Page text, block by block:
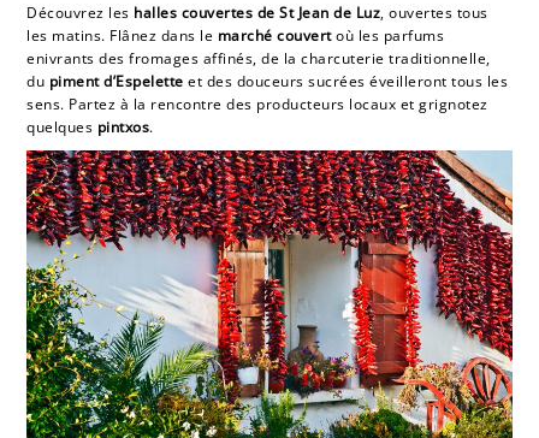
Découvrez les halles couvertes de St Jean de Luz, ouvertes tous
les matins. Flânez dans le marché couvertoù les parfums
enivrants des fromages affinés, de la charcuterie traditionnelle,
du piment d’Espelette et des douceurs sucrées éveilleront tous les
sens. Partez à la rencontre des producteurs locaux et grignotez
quelques pintxos.